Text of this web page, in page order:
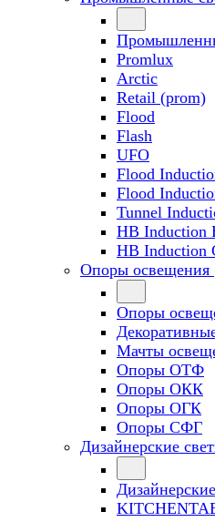
Promlux
Arctic
Retail (prom)
Flood
Flash
UFO
Flood
Flood
Tunnel
HB Induction
HB Induction
Опоры освещения
Опоры
Мачты
Опоры ОТФ
Опоры ОКК
Опоры ОГК
Опоры СФГ
Дизайнерские